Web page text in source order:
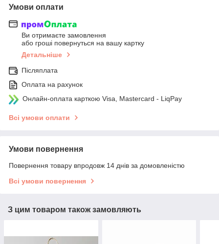
Умови оплати
Ви отримаєте замовлення
або гроші повернуться на вашу картку
Детальніше
Післяплата
Оплата на рахунок
Онлайн-оплата карткою Visa, Mastercard - LiqPay
Всі умови оплати
Умови повернення
Повернення товару впродовж 14 днів за домовленістю
Всі умови повернення
З цим товаром також замовляють